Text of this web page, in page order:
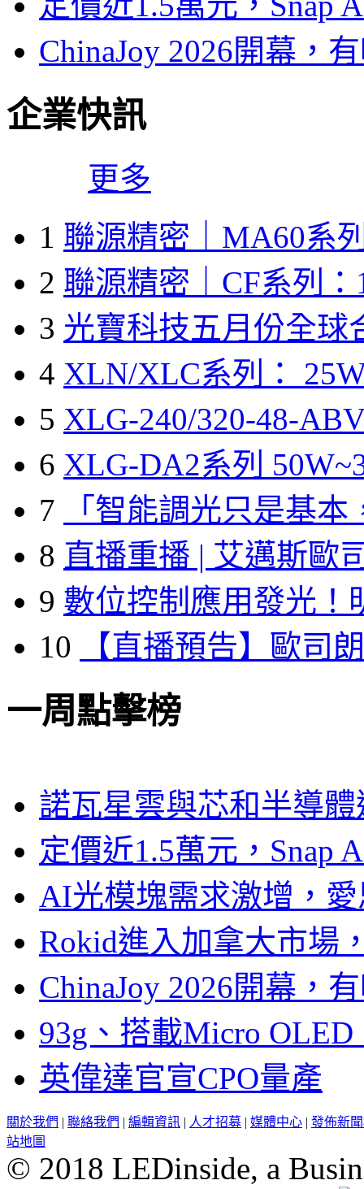
ChinaJoy 2026開幕，
企業快訊
更多
1 聯源精密｜MA60系
2 聯源精密｜CF系列：
3 光寶科技五月份全球
4 XLN/XLC系列：
5 XLG-240/320-48-
6 XLG-DA2系列
7
「智能調光只是基本
8 直播重播 | 艾邁斯歐
9 數位控制應用發光！
10
【直播預告】歐司
一周點擊榜
諾瓦星雲與芯和半導
定價近1.5萬元，Snap
AI光模塊需求激增，
Rokid進入加拿大市場
ChinaJoy 2026開幕，
93g、搭載Micro
英偉達官宣CPO量產
關於我們 | 聯絡我們 | 編輯資訊 | 人才招募 | 媒體中心 | 發佈新
站地圖
© 2018 LEDinside, a